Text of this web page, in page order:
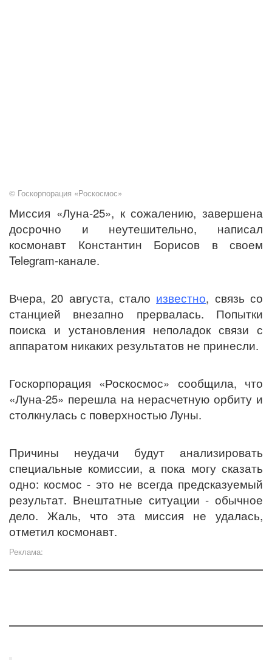
© Госкорпорация «Роскосмос»
Миссия «Луна-25», к сожалению, завершена
досрочно и неутешительно, написал
космонавт Константин Борисов в своем
Telegram-канале.
Вчера, 20 августа, стало известно, связь со
станцией внезапно прервалась. Попытки
поиска и установления неполадок связи с
аппаратом никаких результатов не принесли.
Госкорпорация «Роскосмос» сообщила, что
«Луна-25» перешла на нерасчетную орбиту и
столкнулась с поверхностью Луны.
Причины неудачи будут анализировать
специальные комиссии, а пока могу сказать
одно: космос - это не всегда предсказуемый
результат. Внештатные ситуации - обычное
дело. Жаль, что эта миссия не удалась,
отметил космонавт.
Реклама: